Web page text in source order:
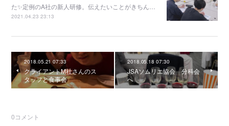
た✨定例のA社の新人研修。伝えたいことがきちん…
2021.04.23 23:13
2018.05.21 07:33
クライアントM社さんのス
タッフと食事会
2018.05.18 07:30
JSAソムリエ協会 分科会
へ
0コメント